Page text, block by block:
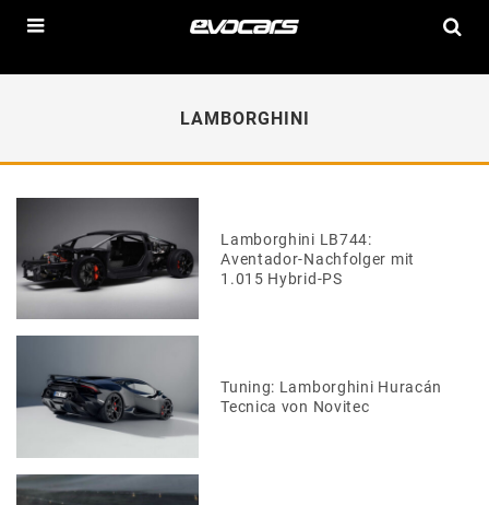
LAMBORGHINI
Lamborghini LB744:
Aventador-Nachfolger mit
1.015 Hybrid-PS
Tuning: Lamborghini Huracán
Tecnica von Novitec